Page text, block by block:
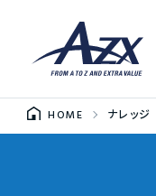
HOME ナレッジ